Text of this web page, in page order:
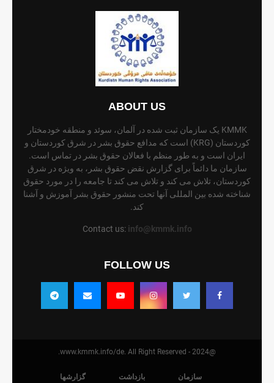
ABOUT US
KMMK یک سازمان ثبت شده در آلمان، سوئد و منطقه خودمختار
کوردستان (KRG) است که مدافع حقوق بشر در شرق کوردستان و
ایران است و به طور منظم با فعالان حقوق بشر در تماس است.
سازمان ما دائماً برای گزارش نقض حقوق بشر، به ویژه در شرق
کوردستان، تلاش می کند و تلاش می کند تا جامعه را در مورد حقوق
شناخته شده بین المللی آنها تحت منشور حقوق بشر آموزش و آشنا
کند.
Contact us: info@kmmk.info
FOLLOW US
@2024 - www.kmmk.info/de. All Right Reserved.
سازمان بازداشت گزارشها